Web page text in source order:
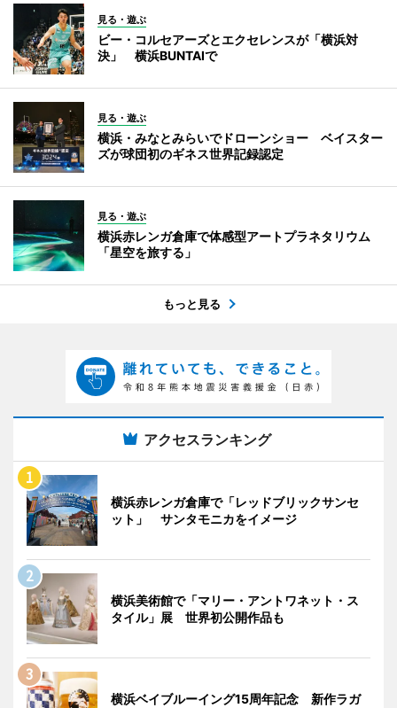
見る・遊ぶ
ビー・コルセアーズとエクセレンスが「横浜対
決」 横浜BUNTAIで
見る・遊ぶ
横浜・みなとみらいでドローンショー ベイスター
ズが球団初のギネス世界記録認定
見る・遊ぶ
横浜赤レンガ倉庫で体感型アートプラネタリウム
「星空を旅する」
もっと見る
アクセスランキング
横浜赤レンガ倉庫で「レッドブリックサンセ
ット」 サンタモニカをイメージ
横浜美術館で「マリー・アントワネット・ス
タイル」展 世界初公開作品も
横浜ベイブルーイング15周年記念 新作ラガ